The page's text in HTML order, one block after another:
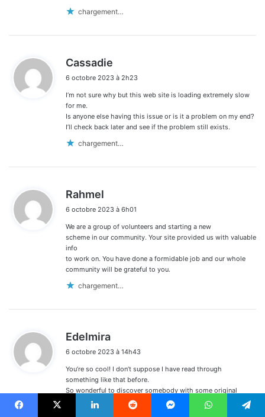
chargement…
Cassadie
t
6 octobre 2023 à 2h23
I’m not sure why but this web site is loading extremely slow
for me.
Is anyone else having this issue or is it a problem on my end?
I’ll check back later and see if the problem still exists.
chargement…
Rahmel
t
:
6 octobre 2023 à 6h01
We are a group of volunteers and starting a new
scheme in our community. Your site provided us with valuable
info
to work on. You have done a formidable job and our whole
community will be grateful to you.
chargement…
Edelmira
t
:
6 octobre 2023 à 14h43
You’re so cool! I don’t suppose I have read through
something like that before.
So wonderful to discover somebody with some original
thoughts on this subject.
Really.. thanks for starting this up. This website